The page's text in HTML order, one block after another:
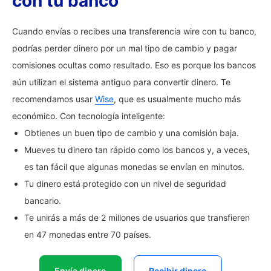
Cuando envías o recibes una transferencia wire con tu banco,
podrías perder dinero por un mal tipo de cambio y pagar
comisiones ocultas como resultado. Eso es porque los bancos
aún utilizan el sistema antiguo para convertir dinero. Te
recomendamos usar Wise, que es usualmente mucho más
económico. Con tecnología inteligente:
Obtienes un buen tipo de cambio y una comisión baja.
Mueves tu dinero tan rápido como los bancos y, a veces,
es tan fácil que algunas monedas se envían en minutos.
Tu dinero está protegido con un nivel de seguridad
bancario.
Te unirás a más de 2 millones de usuarios que transfieren
en 47 monedas entre 70 países.